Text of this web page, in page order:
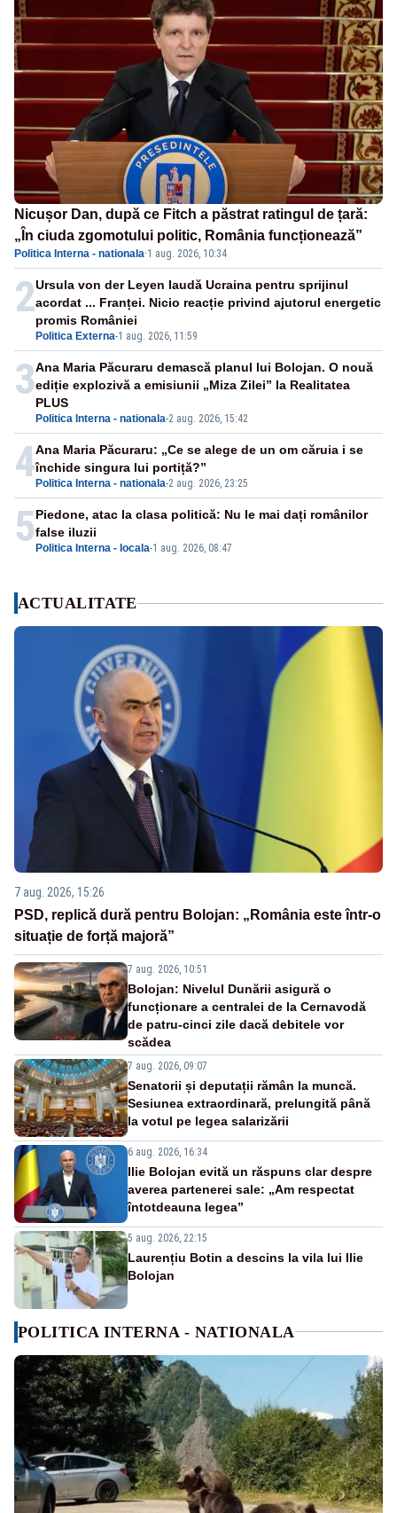
Nicușor Dan, după ce Fitch a păstrat ratingul de țară:
„În ciuda zgomotului politic, România funcționează”
Politica Interna - nationala·1 aug. 2026, 10:34
2
Politica Externa-1 aug. 2026, 11:59
Ursula von der Leyen laudă Ucraina pentru sprijinul
acordat ... Franței. Nicio reacție privind ajutorul energetic
promis României
3
Politica Interna - nationala-2 aug. 2026, 15:42
Ana Maria Păcuraru demască planul lui Bolojan. O nouă
ediție explozivă a emisiunii „Miza Zilei” la Realitatea
PLUS
4 Politica Interna - nationala-2 aug. 2026, 23:25
Ana Maria Păcuraru: „Ce se alege de un om căruia i se
închide singura lui portiță?”
5 Politica Interna - locala-1 aug. 2026, 08:47
Piedone, atac la clasa politică: Nu le mai dați românilor
false iluzii
ACTUALITATE
7 aug. 2026, 15:26
PSD, replică dură pentru Bolojan: „România este într-o
situație de forță majoră”
7 aug. 2026, 10:51
Bolojan: Nivelul Dunării asigură o
funcționare a centralei de la Cernavodă
de patru-cinci zile dacă debitele vor
scădea
7 aug. 2026, 09:07
Senatorii și deputații rămân la muncă.
Sesiunea extraordinară, prelungită până
la votul pe legea salarizării
6 aug. 2026, 16:34
Ilie Bolojan evită un răspuns clar despre
averea partenerei sale: „Am respectat
întotdeauna legea”
5 aug. 2026, 22:15
Laurențiu Botin a descins la vila lui Ilie
Bolojan
POLITICA INTERNA - NATIONALA